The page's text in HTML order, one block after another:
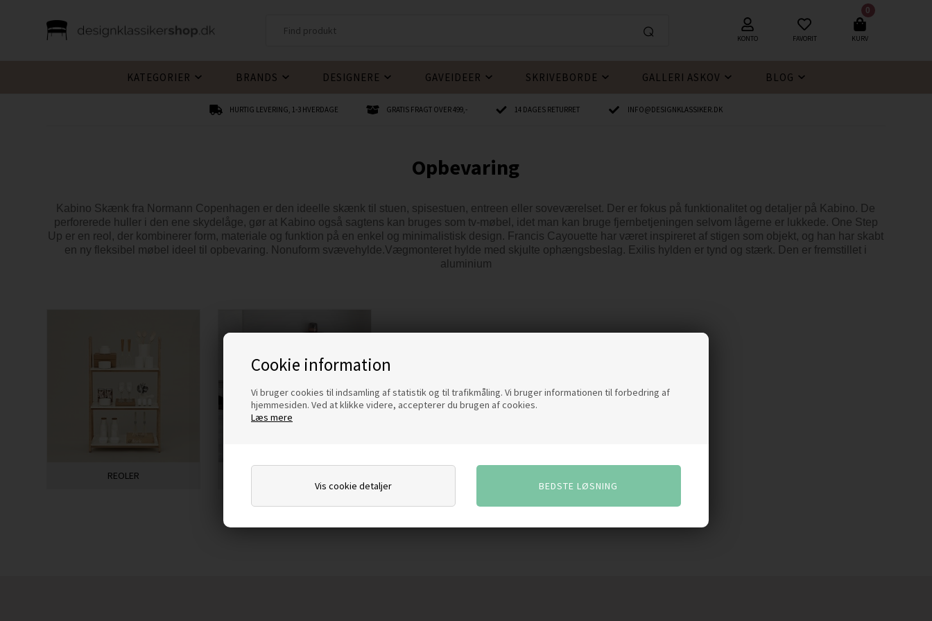
Cookie information
Vi bruger cookies til indsamling af statistik og til trafikmåling. Vi bruger informationen til forbedring af
hjemmesiden. Ved at klikke videre, accepterer du brugen af cookies.
Læs mere
Vis cookie detaljer
KONTO FAVORIT
0
KURV
KATEGORIER BRANDS DESIGNERE GAVEIDEER SKRIVEBORDE GALLERI ASKOV BLOG
HURTIG LEVERING, 1-3 HVERDAGE GRATIS FRAGT OVER 499,- 14 DAGES RETURRET INFO@DESIGNKLASSIKER.DK
Opbevaring
Kabino Skænk fra Normann Copenhagen er den ideelle skænk til stuen, spisestuen, entreen eller soveværelset. Der er fokus på funktionalitet og detaljer på Kabino. De
perforerede huller i den ene skydelåge, gør at Kabino også sagtens kan bruges som tv-møbel, idet man kan bruge fjernbetjeningen selvom lågerne er lukkede. One Step
Up er en reol, der kombinerer form, materiale og funktion på en enkel og minimalistisk design. Francis Cayouette har været inspireret af stigen som objekt, og han har skabt
en ny fleksibel møbel ideel til opbevaring. Nonuform svævehylde.Vægmonteret hylde med skjulte ophængsbeslag. Exilis hylden er tynd og stærk. Den er fremstillet i
aluminium
REOLER